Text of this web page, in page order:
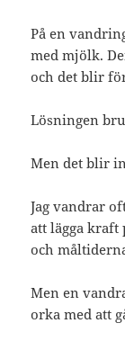
På en
med mjölk.
och det blir
Lösningen
Men det blir
Jag vandrar
att lägga kraft
och
Men en
orka med att